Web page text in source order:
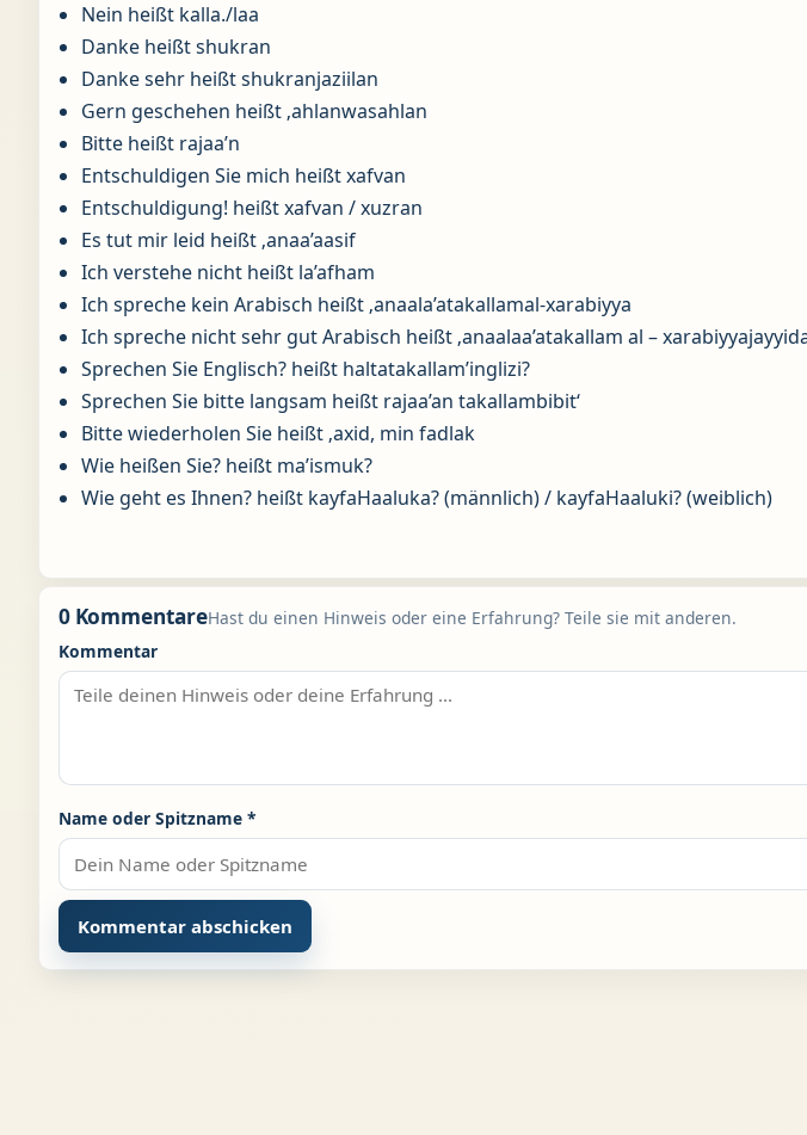
Nein heißt kalla./laa
Danke heißt shukran
Danke sehr heißt shukranjaziilan
Gern geschehen heißt ‚ahlanwasahlan
Bitte heißt rajaa’n
Entschuldigen Sie mich heißt xafvan
Entschuldigung! heißt xafvan / xuzran
Es tut mir leid heißt ‚anaa’aasif
Ich verstehe nicht heißt la’afham
Ich spreche kein Arabisch heißt ‚anaala’atakallamal-xarabiyya
Ich spreche nicht sehr gut Arabisch heißt ‚anaalaa’atakallam al –
Sprechen Sie Englisch? heißt haltatakallam’inglizi?
Sprechen Sie bitte langsam heißt rajaa’an takallambibit‘
Bitte wiederholen Sie heißt ‚axid, min fadlak
Wie heißen Sie? heißt ma’ismuk?
Wie geht es Ihnen? heißt kayfaHaaluka? (männlich) / kayfaHaaluki? (weiblich)
0 KommentareHast du einen Hinweis oder eine Erfahrung? Teile sie mit anderen.
Kommentar
Name oder Spitzname *